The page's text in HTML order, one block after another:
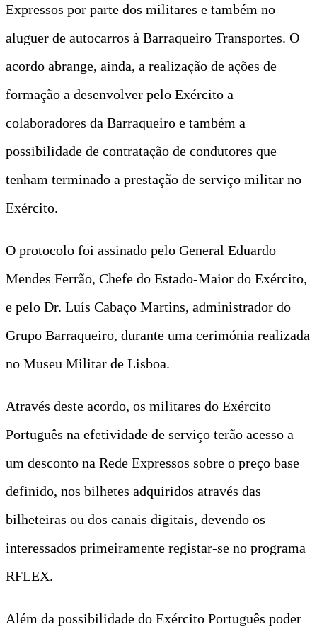
Expressos por parte dos militares e também no
aluguer de autocarros à Barraqueiro Transportes. O
acordo abrange, ainda, a realização de ações de
formação a desenvolver pelo Exército a
colaboradores da Barraqueiro e também a
possibilidade de contratação de condutores que
tenham terminado a prestação de serviço militar no
Exército.
O protocolo foi assinado pelo General Eduardo
Mendes Ferrão, Chefe do Estado-Maior do Exército,
e pelo Dr. Luís Cabaço Martins, administrador do
Grupo Barraqueiro, durante uma cerimónia realizada
no Museu Militar de Lisboa.
Através deste acordo, os militares do Exército
Português na efetividade de serviço terão acesso a
um desconto na Rede Expressos sobre o preço base
definido, nos bilhetes adquiridos através das
bilheteiras ou dos canais digitais, devendo os
interessados primeiramente registar-se no programa
RFLEX.
Além da possibilidade do Exército Português poder